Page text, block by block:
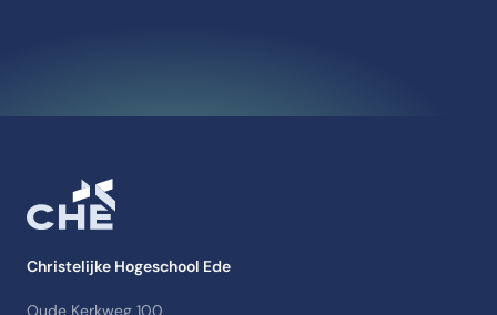
Christelijke Hogeschool Ede
Oude Kerkweg 100